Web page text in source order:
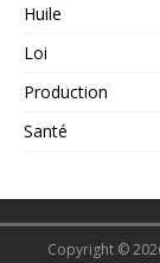
Huile
Loi
Production
Santé
Copyright ©